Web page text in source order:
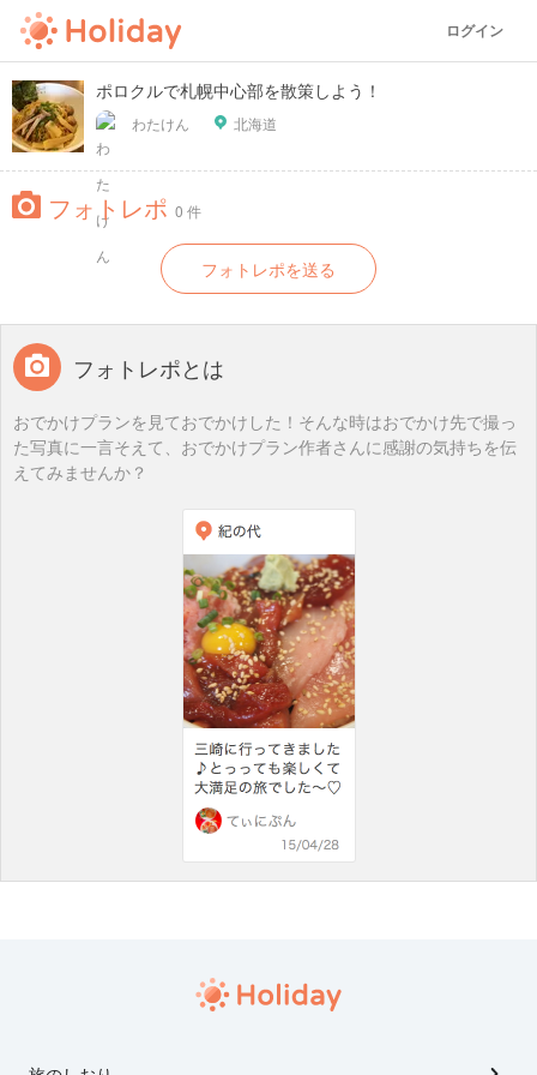
ログイン
ポロクルで札幌中心部を散策しよう！
わたけん 北海道
フォトレポ 0 件
フォトレポを送る
フォトレポとは
おでかけプランを見ておでかけした！そんな時はおでかけ先で撮っ
た写真に一言そえて、おでかけプラン作者さんに感謝の気持ちを伝
えてみませんか？